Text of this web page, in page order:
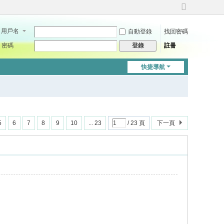
切
到
用戶名 自動登錄
找回密碼
密碼
登錄 註冊
快捷導航
6 7 8 9 10 ... 23 / 23 頁 下一頁